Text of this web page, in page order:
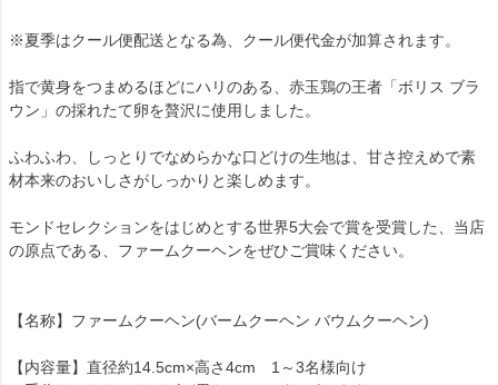
※夏季はクール便配送となる為、クール便代金が加算されます。
指で黄身をつまめるほどにハリのある、赤玉鶏の王者「ボリス ブラ
ウン」の採れたて卵を贅沢に使用しました。
ふわふわ、しっとりでなめらかな口どけの生地は、甘さ控えめで素
材本来のおいしさがしっかりと楽しめます。
モンドセレクションをはじめとする世界5大会で賞を受賞した、当店
の原点である、ファームクーヘンをぜひご賞味ください。
【名称】ファームクーヘン(バームクーヘン バウムクーヘン)
【内容量】直径約14.5cm×高さ4cm 1～3名様向け